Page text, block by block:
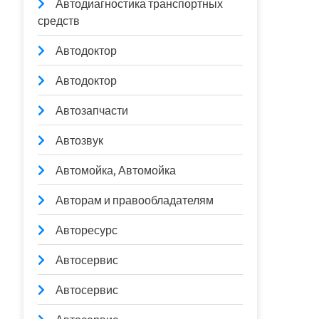
Автодиагностика транспортных
средств
Автодоктор
Автодоктор
Автозапчасти
Автозвук
Автомойка, Автомойка
Авторам и правообладателям
Авторесурс
Автосервис
Автосервис